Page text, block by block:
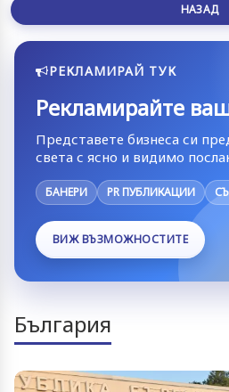
НАЗАД
РЕКЛАМИРАЙ ТУК
Рекламирайте
Представете бизнеса си
света с ясно и видимо
БАНЕРИ PR ПУБЛИКАЦИИ
ВИЖ ВЪЗМОЖНОСТИТЕ
България